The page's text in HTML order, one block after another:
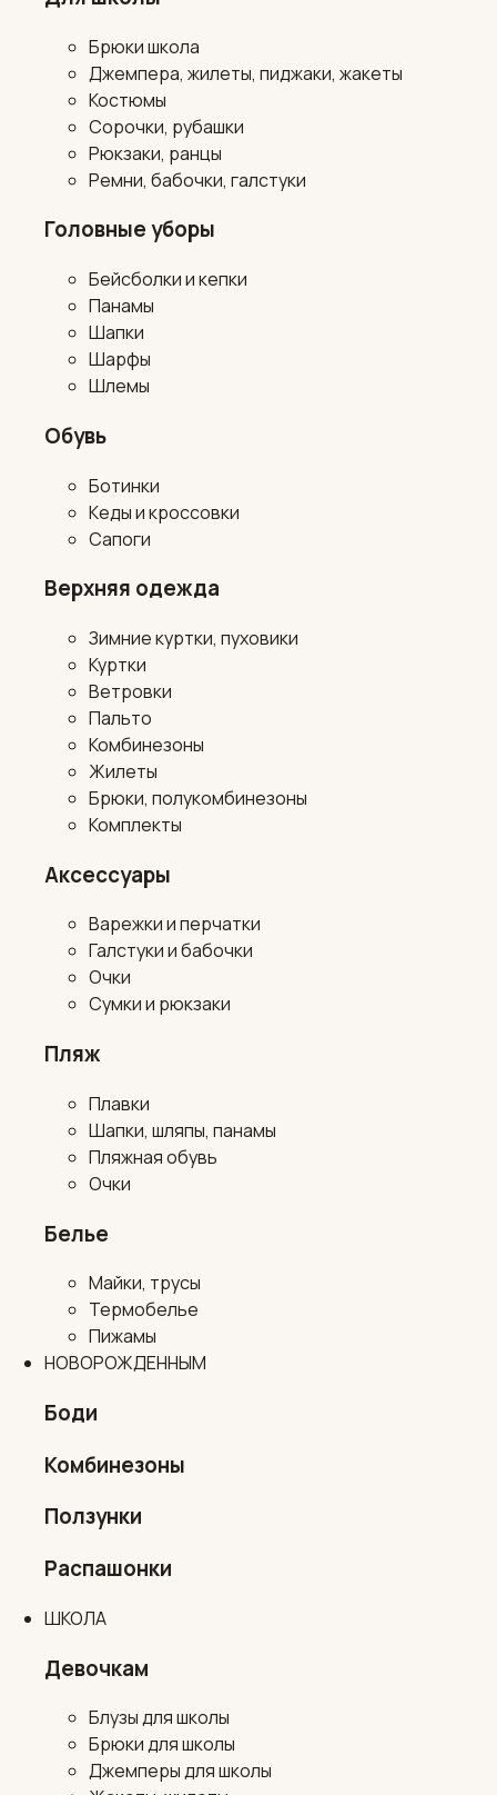
Брюки школа
Джемпера, жилеты, пиджаки, жакеты
Костюмы
Сорочки, рубашки
Рюкзаки, ранцы
Ремни, бабочки, галстуки
Головные уборы
Бейсболки и кепки
Панамы
Шапки
Шарфы
Шлемы
Обувь
Ботинки
Кеды и кроссовки
Сапоги
Верхняя одежда
Зимние куртки, пуховики
Куртки
Ветровки
Пальто
Комбинезоны
Жилеты
Брюки, полукомбинезоны
Комплекты
Аксессуары
Варежки и перчатки
Галстуки и бабочки
Очки
Сумки и рюкзаки
Пляж
Плавки
Шапки, шляпы, панамы
Пляжная обувь
Очки
Белье
Майки, трусы
Термобелье
Пижамы
НОВОРОЖДЕННЫМ
Боди
Комбинезоны
Ползунки
Распашонки
ШКОЛА
Девочкам
Блузы для школы
Брюки для школы
Джемперы для школы